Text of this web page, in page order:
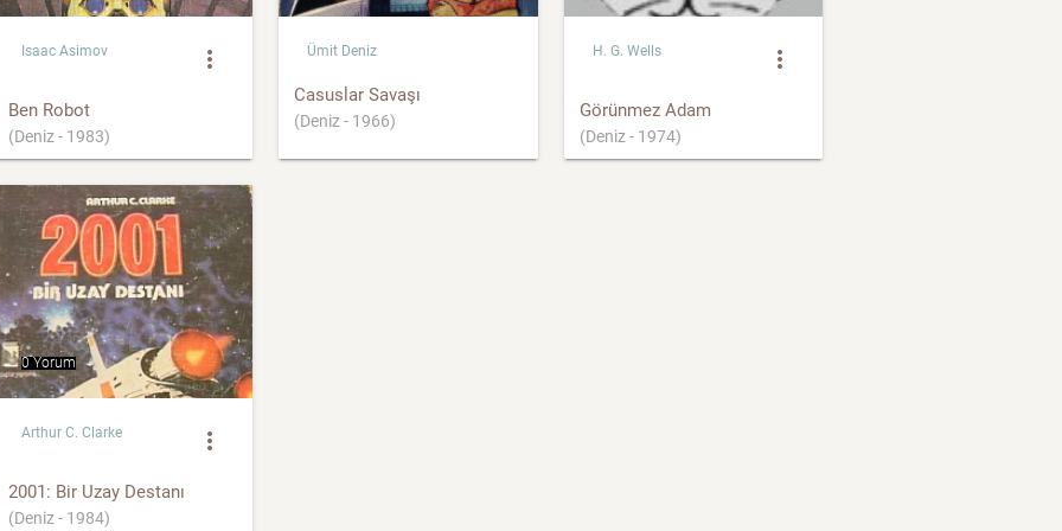
Isaac Asimov more_vert
Ben Robot
(Deniz - 1983)
Ümit Deniz
Casuslar Savaşı
(Deniz - 1966)
H. G. Wells more_vert
Görünmez Adam
(Deniz - 1974)
0 Yorum
Arthur C. Clarke more_vert
2001: Bir Uzay Destanı
(Deniz - 1984)